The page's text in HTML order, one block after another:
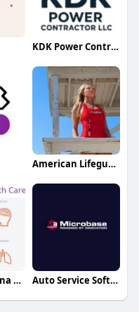
KDK Power Contractor LLC
American Lifeguard Association
sriRamakrishna Hospital Auto Service Software